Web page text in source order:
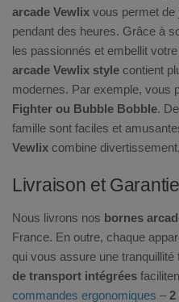
arcade Vewlix vous permet de
pendant des heures. Grâce à
les passionnés et embellit
arcade Vewlix style contient
modernes. Par exemple, vous
Fighter ou Bubble Bobble.
famille sont faciles et
Vewlix combine
Livraison et Garantie
Nous livrons nos bornes
France. En outre, chaque
qui vous assure une tranquillité
de transport intégrées
commandes ergonomiques –2